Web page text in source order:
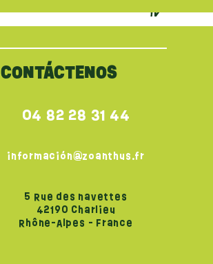
CONTÁCTENOS
04 82 28 31 44
información@zoanthus.fr
5 Rue des navettes
42190 Charlieu
Rhône-Alpes - France